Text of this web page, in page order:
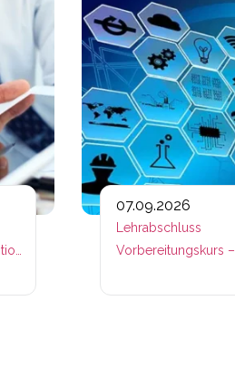
07.09.2026
Lehrabschluss
Vorbereitungskurs –